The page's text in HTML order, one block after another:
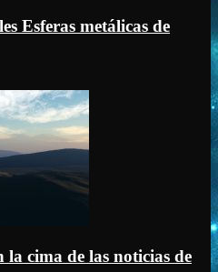
Esferas metálicas de
la cima de las noticias de